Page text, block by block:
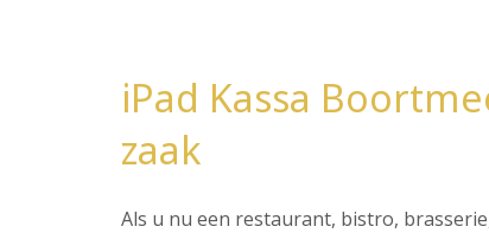
iPad Kassa
zaak
Als u nu een restaurant, bistro,